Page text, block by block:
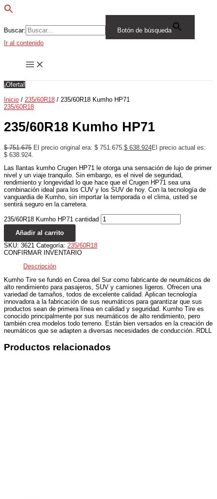
Buscar:
Botón de búsqueda
Ir al contenido
¡Oferta!
Inicio / 235/60R18 / 235/60R18 Kumho HP71
235/60R18
235/60R18 Kumho HP71
$751.675 El precio original era: $ 751.675. $ 638.924El precio actual es:
$ 638.924.
Las llantas kumho Crugen HP71 le otorga una sensación de lujo de primer
nivel y un viaje tranquilo. Sin embargo, es el nivel de seguridad,
rendimiento y longevidad lo que hace que el Crugen HP71 sea una
combinación ideal para los CUV y los SUV de hoy. Con la tecnología de
vanguardia de Kumho, sin importar la temporada o el clima, usted se
sentirá seguro en la carretera.
235/60R18 Kumho HP71 cantidad
Añadir al carrito
SKU: 3621 Categoría: 235/60R18
CONFIRMAR INVENTARIO
Descripción
Kumho Tire se fundó en Corea del Sur como fabricante de neumáticos de
alto rendimiento para pasajeros, SUV y camiones ligeros. Ofrecen una
variedad de tamaños, todos de excelente calidad. Aplican tecnología
innovadora a la fabricación de sus neumáticos para garantizar que sus
productos sean de primera línea en calidad y seguridad. Kumho Tire es
conocido principalmente por sus neumáticos de alto rendimiento, pero
también crea modelos todo terreno. Están bien versados ​​en la creación de
neumáticos que se adapten a diversas necesidades de conducción..RDLL
Productos relacionados